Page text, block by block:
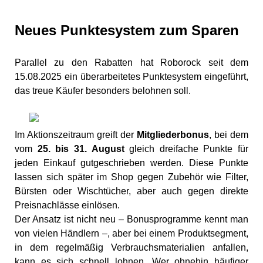
Neues Punktesystem zum Sparen
Parallel zu den Rabatten hat Roborock seit dem
15.08.2025 ein überarbeitetes Punktesystem eingeführt,
das treue Käufer besonders belohnen soll.
Im Aktionszeitraum greift der Mitgliederbonus, bei dem
vom 25. bis 31. Augustgleich dreifache Punkte für
jeden Einkauf gutgeschrieben werden. Diese Punkte
lassen sich später im Shop gegen Zubehör wie Filter,
Bürsten oder Wischtücher, aber auch gegen direkte
Preisnachlässe einlösen.
Der Ansatz ist nicht neu – Bonusprogramme kennt man
von vielen Händlern –, aber bei einem Produktsegment,
in dem regelmäßig Verbrauchsmaterialien anfallen,